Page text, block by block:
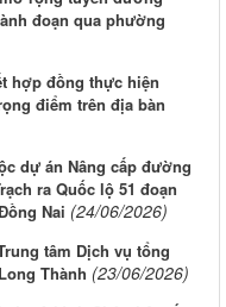
đoạn qua phường
hợp đồng thực hiện
điểm trên địa bàn
dự án Nâng cấp đường
ra Quốc lộ 51 đoạn
Nai (24/06/2026)
tâm Dịch vụ tổng
Thành (23/06/2026)